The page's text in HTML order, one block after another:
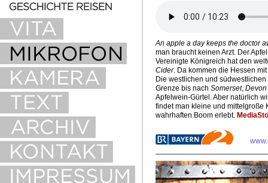
An apple a day keeps the doctor
man braucht keinen Arzt. Der
Vereinigte Königreich hat den
Cider. Da kommen die Hessen
Die westlichen und
Grenze bis nach Somerset, Devon
Apfelwein-Gürtel. Aber natürlich
findet man kleine und mittelgroße
wahrhaften Boom erlebt.